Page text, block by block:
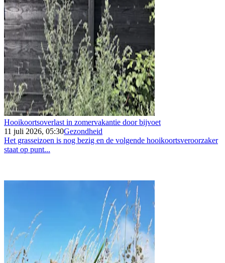
Hooikoortsoverlast in zomervakantie door bijvoet
11 juli 2026, 05:30Gezondheid
Het grasseizoen is nog bezig en de volgende hooikoortsveroorzaker
staat op punt...